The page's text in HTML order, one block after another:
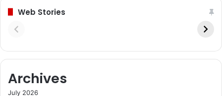
Web Stories
Archives
July 2026